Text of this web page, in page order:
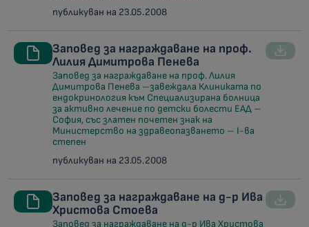
публикуван на 23.05.2008
Заповед за награждаване на проф.
Лилия Димитрова Пенева
Заповед за награждаване на проф. Лилия
Димитрова Пенева –завеждала Клиниката по
ендокринология към Специализирана болница
за активно лечение по детски болести ЕАД –
София, със златен почетен знак на
Министерство на здравеопазването – I-ва
степен
публикуван на 23.05.2008
Заповед за награждаване на д-р Ива
Христова Стоева
Заповед за награждаване на д-р Ива Христова